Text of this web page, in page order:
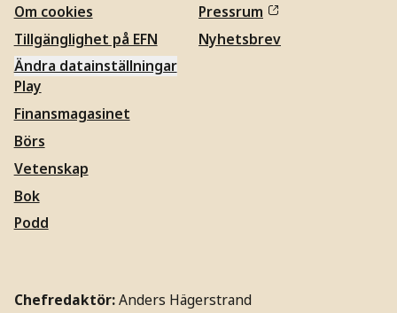
Om cookies
Tillgänglighet på EFN
Ändra datainställningar
Pressrum
Nyhetsbrev
Play
Finansmagasinet
Börs
Vetenskap
Bok
Podd
Chefredaktör:Anders Hägerstrand